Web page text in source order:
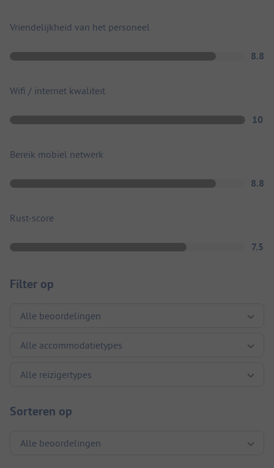
Vriendelijkheid van het personeel
8.8
Wifi / internet kwaliteit
10
Bereik mobiel netwerk
8.8
Rust-score
7.5
Filter op
Sorteren op